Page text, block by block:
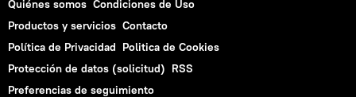
Quiénes somos Condiciones de Uso
Productos y servicios Contacto
Política de Privacidad Politica de Cookies
Protección de datos (solicitud) RSS
Preferencias de seguimiento